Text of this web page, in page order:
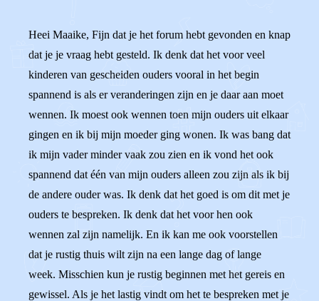
Heei Maaike, Fijn dat je het forum hebt gevonden en knap
dat je je vraag hebt gesteld. Ik denk dat het voor veel
kinderen van gescheiden ouders vooral in het begin
spannend is als er veranderingen zijn en je daar aan moet
wennen. Ik moest ook wennen toen mijn ouders uit elkaar
gingen en ik bij mijn moeder ging wonen. Ik was bang dat
ik mijn vader minder vaak zou zien en ik vond het ook
spannend dat één van mijn ouders alleen zou zijn als ik bij
de andere ouder was. Ik denk dat het goed is om dit met je
ouders te bespreken. Ik denk dat het voor hen ook
wennen zal zijn namelijk. En ik kan me ook voorstellen
dat je rustig thuis wilt zijn na een lange dag of lange
week. Misschien kun je rustig beginnen met het gereis en
gewissel. Als je het lastig vindt om het te bespreken met je